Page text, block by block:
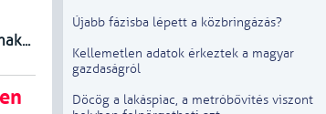
Újabb fázisba lépett a közbringázás?
Kellemetlen adatok érkeztek a magyar
gazdaságról
Döcög a lakáspiac, a metróbővítés viszont